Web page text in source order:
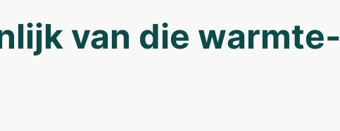
van die warmte­